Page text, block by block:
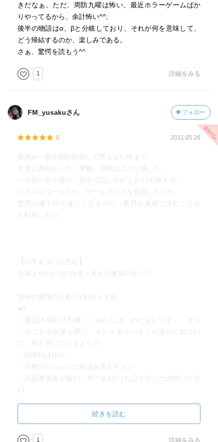
ps.
DVDは英語になっていますが、本書までは到達していませ
心待ちです。
アニメの制作元の京都アニメーションがどれだけ監修した
のでしょうか。
空色勾玉、精霊の守人が翻訳されているのだから、次は涼
きだなぁ。ただ、周防九曜は怖い、最近ホラーゲームばか
りやってるから、余計怖い^^;
後半の物語はα、βと分岐しており、それが何を意味して、
どう帰結するのか、楽しみである。
さぁ、驚愕を読もう^^
1 詳細をみる
FM_yusakuさん フォロー
5 2011.05.26
春休み～新学期が開始して間もない頃まで。
非常に面白かった。憂鬱、消失以上だと感じた。
～分裂の名の通り、途中で話しがα√とβ√に分岐する。
パラレルワールドか、ゲームブックを意識したのか。
驚愕が凄く待ち遠しくなるので、驚愕を連続で読むことを
お勧めしたい。
【以下ネタバレ含む】
分裂させた(？)のは佐々木との邂逅のせい？
情報の整理のために√別のメモを。
●α
・電話の相手は不明 「あたしは、わたぁしです」 キョ
ンのことを先輩と呼ぶ イントネーションが誰かに似てい
て、声を演じているようだ
・日曜日は休み
・月曜日にハルヒに勉強を習うキョン
・入団希望者が殺到 男7 女4だったはずがいつの間にか女
+1
感じられる 見た事がある気がするがそれは無いとも思う
キョン 電話の相手はこの新一年生か？
～次巻へ
続きを読む
1 詳細をみる